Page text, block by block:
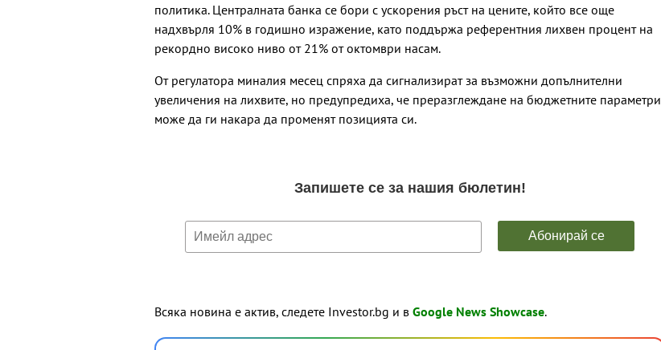
политика. Централната банка се бори с ускорения ръст на цените, който все още
надхвърля 10% в годишно изражение, като поддържа референтния лихвен процент на
рекордно високо ниво от 21% от октомври насам.
От регулатора миналия месец спряха да сигнализират за възможни допълнителни
увеличения на лихвите, но предупредиха, че преразглеждане на бюджетните параметри
може да ги накара да променят позицията си.
Всяка новина е актив, следете Investor.bg и в Google News Showcase.